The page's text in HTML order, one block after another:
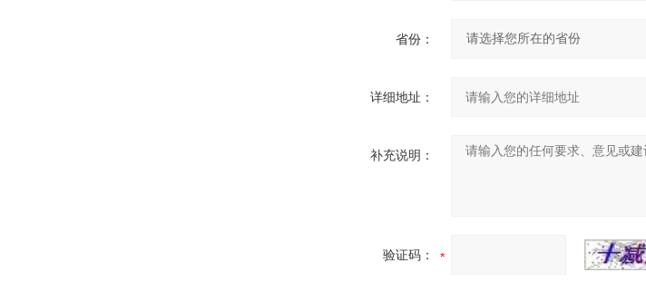
省份：
详细地址：
补充说明：
验证码：